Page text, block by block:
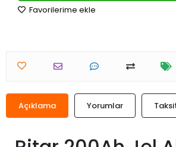
Favorilerime ekle
Açıklama Yorumlar